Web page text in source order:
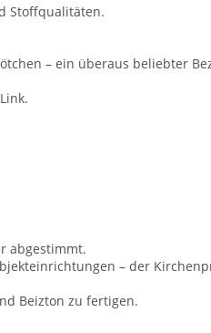
Stoffqualitäten.
– ein überaus beliebter
abgestimmt.
– der
Beizton zu fertigen.